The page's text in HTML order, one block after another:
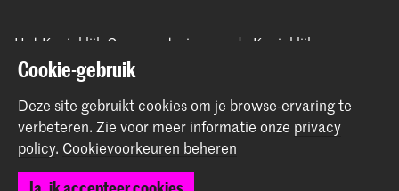
Het Koninklijk Conservatorium en de Koninklijke
Academie van Beeldende Kunsten vormen samen
Hogeschool der Kunsten Den Haag.
© 2025 - 2026 Koninklijk Conservatorium |
Cookie-gebruik
Deze site gebruikt cookies om je browse-ervaring te
verbeteren. Zie voor meer informatie onze privacy
policy. Cookievoorkeuren beheren